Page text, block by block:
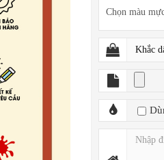
Chọn màu